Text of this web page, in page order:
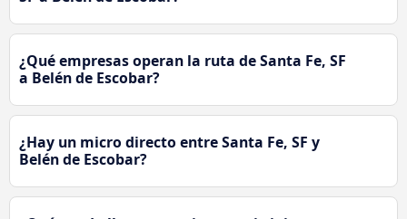
¿Qué empresas operan la ruta de Santa Fe, SF
a Belén de Escobar?
¿Hay un micro directo entre Santa Fe, SF y
Belén de Escobar?